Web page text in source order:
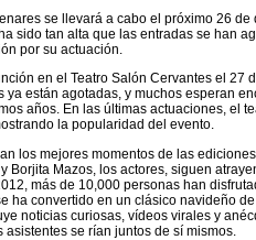
se llevará a cabo el próximo 26
sido tan alta que las entradas se han
por su actuación.
en el Teatro Salón Cervantes el 27
ya están agotadas, y muchos esperan
años. En las últimas actuaciones, el
la popularidad del evento.
los mejores momentos de las
Borjita Mazos, los actores, siguen
más de 10,000 personas han
ha convertido en un clásico navideño
noticias curiosas, vídeos virales y
se rían juntos de sí mismos.